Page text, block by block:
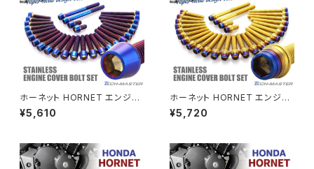
GB250 CLUBMAN
GB350S
Z400
Z400FX
Z550FX
マシニングネットアンカー
ホーネット HORNET エンジン
カバー クランクケース ボルト 2
8本セット ステンレス製 ホンダ
¥5,610
ホーネット HORNET エンジン
カバー クランクケース ボルト 2
8本セット ステンレス製 ゴール
¥5,720